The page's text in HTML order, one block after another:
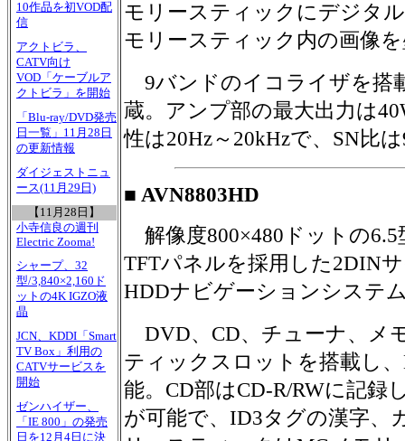
10作品を初VOD配
信
アクトビラ、
CATV向け
VOD「ケーブルア
クトビラ」を開始
「Blu-ray/DVD発売
日一覧」11月28日
の更新情報
ダイジェストニュ
ース(11月29日)
【11月28日】
小寺信良の週刊
Electric Zooma!
シャープ、32
型/3,840×2,160ド
ットの4K IGZO液
晶
JCN、KDDI「Smart
TV Box」利用の
CATVサービスを
開始
ゼンハイザー、
「IE 800」の発売
日を12月4日に決
モリースティックにデジタ
モリースティック内の画像
9バンドのイコライザを搭
蔵。アンプ部の最大出力は
性は20Hz～20kHzで、SN比
■ AVN8803HD
解像度800×480ドットの6.5
TFTパネルを採用した2DIN
HDDナビゲーションシステ
DVD、CD、チューナ、メ
ティックスロットを搭載し
能。CD部はCD-R/RWに記録
が可能で、ID3タグの漢字、